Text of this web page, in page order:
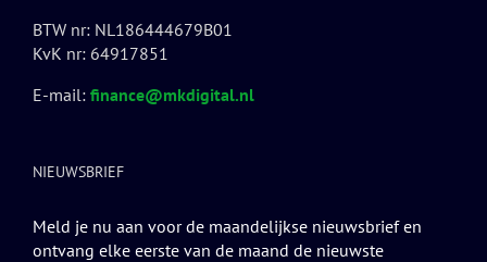
BTW nr: NL186444679B01
KvK nr: 64917851
E-mail: finance@mkdigital.nl
NIEUWSBRIEF
Meld je nu aan voor de maandelijkse nieuwsbrief en
ontvang elke eerste van de maand de nieuwste